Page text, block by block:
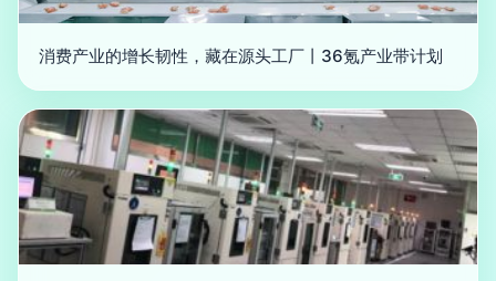
消费产业的增长韧性，藏在源头工厂丨36氪产业带计划